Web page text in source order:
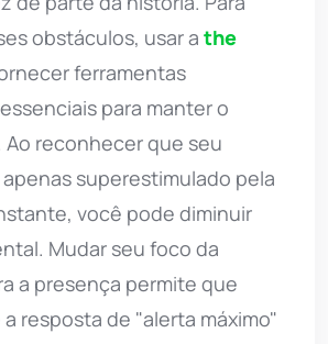
obstáculos, usar a the
ferramentas
para manter o
reconhecer que seu
superestimulado pela
você pode diminuir
Mudar seu foco da
a presença permite que
resposta de "alerta máximo"